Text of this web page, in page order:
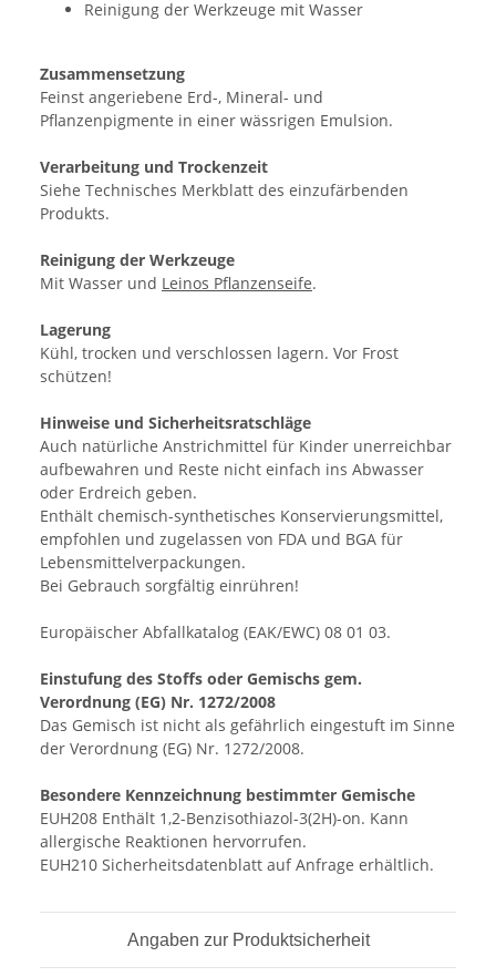
Reinigung der Werkzeuge mit Wasser
Zusammensetzung
Feinst angeriebene Erd-, Mineral- und
Pflanzenpigmente in einer wässrigen Emulsion.
Verarbeitung und Trockenzeit
Siehe Technisches Merkblatt des einzufärbenden
Produkts.
Reinigung der Werkzeuge
Mit Wasser und Leinos Pflanzenseife.
Lagerung
Kühl, trocken und verschlossen lagern. Vor Frost
schützen!
Hinweise und Sicherheitsratschläge
Auch natürliche Anstrichmittel für Kinder unerreichbar
aufbewahren und Reste nicht einfach ins Abwasser
oder Erdreich geben.
Enthält chemisch-synthetisches Konservierungsmittel,
empfohlen und zugelassen von FDA und BGA für
Lebensmittelverpackungen.
Bei Gebrauch sorgfältig einrühren!
Europäischer Abfallkatalog (EAK/EWC) 08 01 03.
Einstufung des Stoffs oder Gemischs gem.
Verordnung (EG) Nr. 1272/2008
Das Gemisch ist nicht als gefährlich eingestuft im Sinne
der Verordnung (EG) Nr. 1272/2008.
Besondere Kennzeichnung bestimmter Gemische
EUH208 Enthält 1,2-Benzisothiazol-3(2H)-on. Kann
allergische Reaktionen hervorrufen.
EUH210 Sicherheitsdatenblatt auf Anfrage erhältlich.
Angaben zur Produktsicherheit